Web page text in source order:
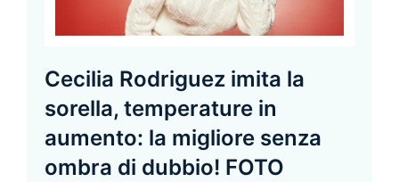
Cecilia Rodriguez imita la
sorella, temperature in
aumento: la migliore senza
ombra di dubbio! FOTO